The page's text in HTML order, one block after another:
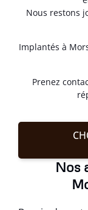
Nous restons
Implantés à
Prenez
Nos